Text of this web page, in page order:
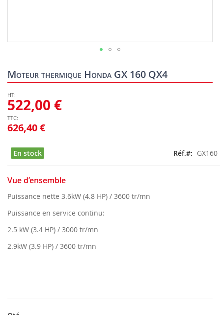
Moteur thermique Honda GX 160 QX4
626,40 €
522,00 €
En stock Réf. GX160
Vue d’ensemble
Puissance nette 3.6kW (4.8 HP) / 3600 tr/mn
Puissance en service continu:
2.5 kW (3.4 HP) / 3000 tr/mn
2.9kW (3.9 HP) / 3600 tr/mn
to
the
of
the
images
gallery